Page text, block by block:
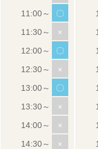
〇
×
〇
×
〇
×
×
×